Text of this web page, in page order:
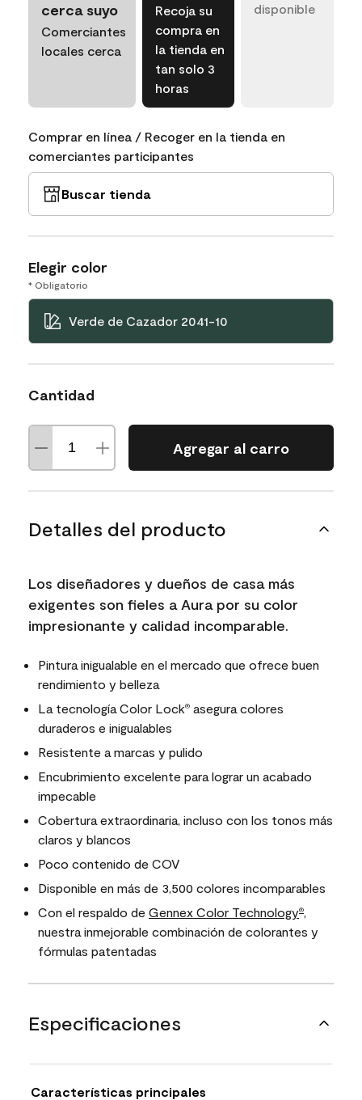
cerca suyo
Comerciantes
locales cerca
Recoja su
compra en
la tienda en
tan solo 3
horas
disponible
Comprar en línea / Recoger en la tienda en
comerciantes participantes
Buscar tienda
Elegir color
* Obligatorio
Verde de Cazador 2041-10
Cantidad
Agregar al carro
Detalles del producto
Los diseñadores y dueños de casa más
exigentes son fieles a Aura por su color
impresionante y calidad incomparable.
Pintura inigualable en el mercado que ofrece buen
rendimiento y belleza
La tecnología Color Lock® asegura colores
duraderos e inigualables
Resistente a marcas y pulido
Encubrimiento excelente para lograr un acabado
impecable
Cobertura extraordinaria, incluso con los tonos más
claros y blancos
Poco contenido de COV
Disponible en más de 3,500 colores incomparables
Con el respaldo de Gennex Color Technology®,
nuestra inmejorable combinación de colorantes y
fórmulas patentadas
Especificaciones
Características principales